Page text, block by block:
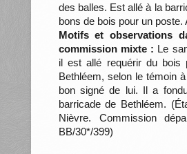
des balles. Est allé à la
bons de bois pour un poste.
Motifs et observations
commission mixte : Le
il est allé requérir du bois
Bethléem, selon le témoin
bon signé de lui. Il a
barricade de Bethléem.
Nièvre. Commission
BB/30*/399)